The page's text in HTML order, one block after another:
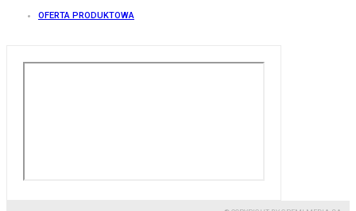
OFERTA PRODUKTOWA